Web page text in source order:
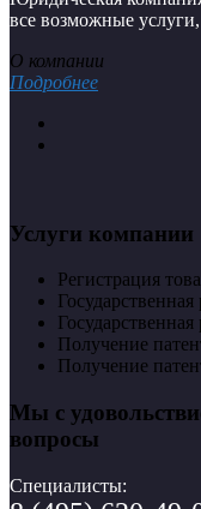
все возможные
О компании
Подробнее
Услуги компании
Регистрация
Получение
Получение
Мы с
вопросы
Специалисты: